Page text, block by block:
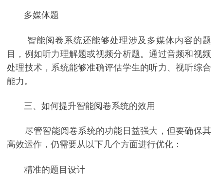
多媒体题
智能阅卷系统还能够处理涉及多媒体内容的题
目，例如听力理解题或视频分析题。通过音频和视频
处理技术，系统能够准确评估学生的听力、视听综合
能力。
三、如何提升智能阅卷系统的效用
尽管智能阅卷系统的功能日益强大，但要确保其
高效运作，仍需要从以下几个方面进行优化：
精准的题目设计